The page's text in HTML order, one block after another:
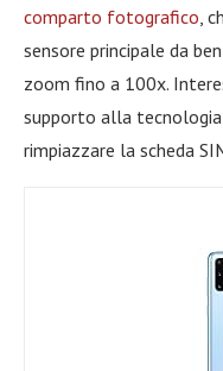
comparto fotografico,
sensore principale da ben
zoom fino a 100x.
supporto alla tecnologia
rimpiazzare la scheda